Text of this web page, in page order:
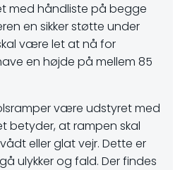
med håndliste på begge
en sikker støtte under
være let at nå for
en højde på mellem 85
være udstyret med
betyder, at rampen skal
eller glat vejr. Dette er
ulykker og fald. Der findes